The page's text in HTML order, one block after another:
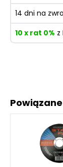
14 dni na
10 x rat 0% z